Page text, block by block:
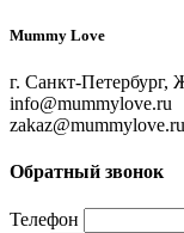
Mummy Love
г. Санкт-Петербург,
info@mummylove.ru
zakaz@mummylove.ru
Обратный звонок
Телефон